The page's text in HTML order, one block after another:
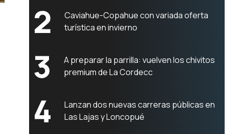
2
Caviahue-Copahue con variada oferta
turística en invierno
3
A preparar la parrilla: vuelven los chivitos
premium de La Cordecc
4
Lanzan dos nuevas carreras públicas en
Las Lajas y Loncopué